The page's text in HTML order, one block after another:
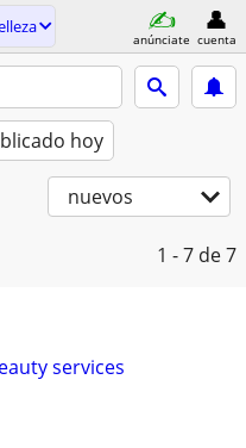
anúnciate cuenta
hoy
nuevos
1 - 7 de 7
services